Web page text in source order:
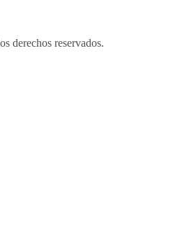
derechos reservados.